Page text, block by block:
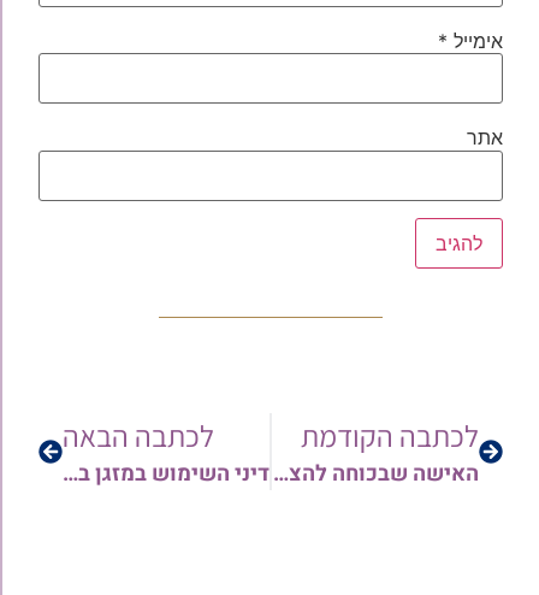
אימייל *
אתר
לכתבה הקודמת
האישה שבכוחה להציל את עם ישראל: סודות על רחל אמנו שמעולם לא שמעתם! | הרב יהודה סעדיה
לכתבה הבאה
דיני השימוש במזגן בשבת | הרב אורן צדוק